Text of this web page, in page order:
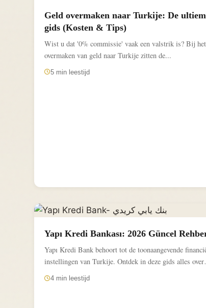
Geld overmaken naar Turkije: De
gids (Kosten & Tips)
Wist u dat '0% commissie' vaak een valstrik is? Bij het
overmaken van geld naar Turkije zitten de...
5 min leestijd
Yapı Kredi Bankası: 2026 Güncel
Yapı Kredi Bank behoort tot de toonaangevende
instellingen van Turkije. Ontdek in deze gids alles over
rekeningmodellen,...
4 min leestijd